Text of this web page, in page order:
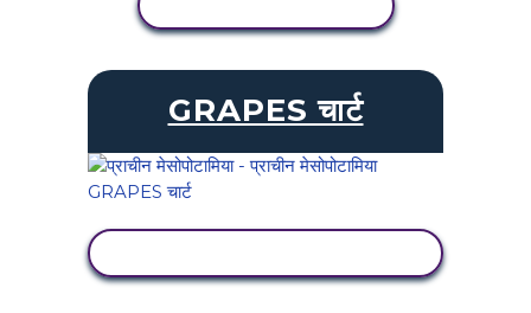
GRAPES चार्ट